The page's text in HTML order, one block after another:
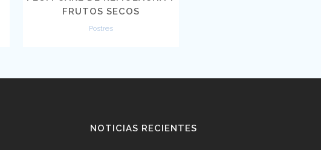
FRUTOS SECOS
Postres
NOTICIAS RECIENTES